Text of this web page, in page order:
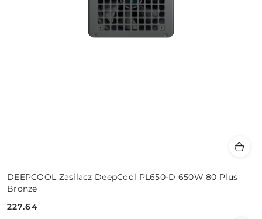
DEEPCOOL Zasilacz DeepCool PL650-D 650W 80 Plus
Bronze
Cena:
227.64